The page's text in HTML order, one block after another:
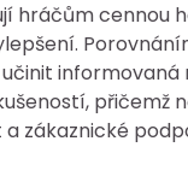
hráčům cennou
informovaná
zákaznické